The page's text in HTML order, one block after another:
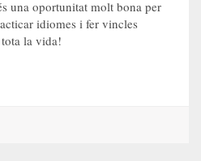
una oportunitat molt bona per
idiomes i fer vincles
la vida!